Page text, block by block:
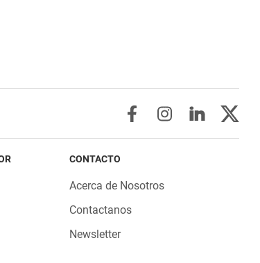
CONTACTO
Acerca de Nosotros
Contactanos
Newsletter